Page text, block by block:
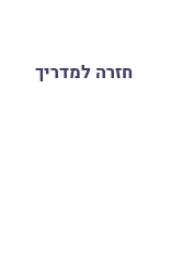
חזרה למדריך